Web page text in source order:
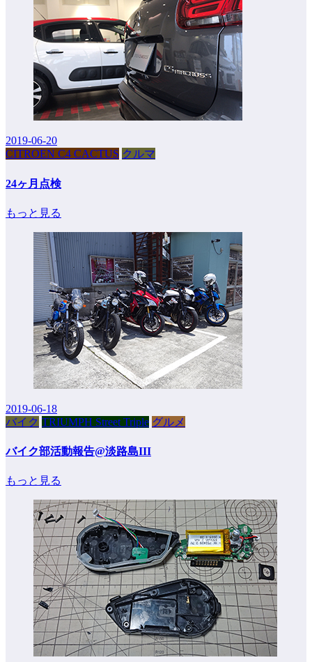
2019-06-20
CITROEN C4 CACTUS クルマ
24ヶ月点検
もっと見る
2019-06-18
バイク TRIUMPH Street Triple グルメ
バイク部活動報告@淡路島III
もっと見る